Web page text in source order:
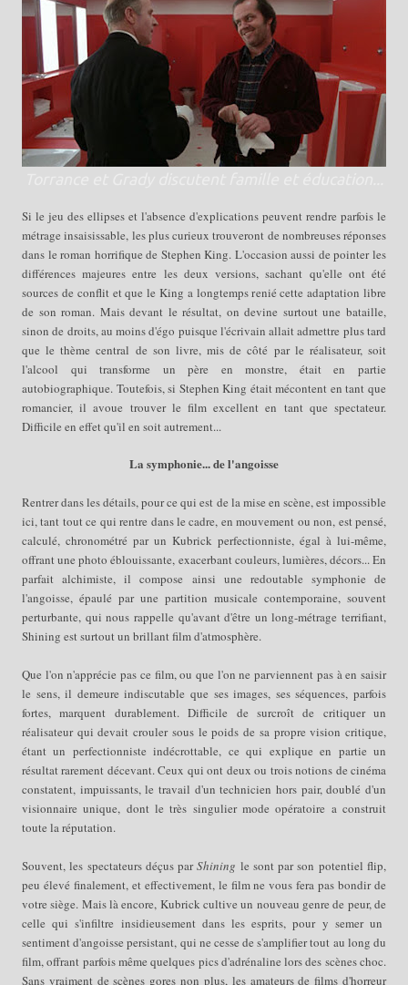
Si le jeu des ellipses et l'absence d'explications peuvent rendre parfois le
métrage insaisissable, les plus curieux trouveront de nombreuses réponses
dans le roman horrifique de Stephen King. L'occasion aussi de pointer les
différences majeures entre les deux versions, sachant qu'elle ont été
sources de conflit et que le King a longtemps renié cette adaptation libre
de son roman. Mais devant le résultat, on devine surtout une bataille,
sinon de droits, au moins d'égo puisque l'écrivain allait admettre plus tard
que le thème central de son livre, mis de côté par le réalisateur, soit
l'alcool qui transforme un père en monstre, était en partie
autobiographique. Toutefois, si Stephen King était mécontent en tant que
romancier, il avoue trouver le film excellent en tant que spectateur.
Difficile en effet qu'il en soit autrement...
La symphonie... de l'angoisse
Rentrer dans les détails, pour ce qui est de la mise en scène, est impossible
ici, tant tout ce qui rentre dans le cadre, en mouvement ou non, est pensé,
calculé, chronométré par un Kubrick perfectionniste, égal à lui-même,
offrant une photo éblouissante, exacerbant couleurs, lumières, décors... En
parfait alchimiste, il compose ainsi une redoutable symphonie de
l'angoisse, épaulé par une partition musicale contemporaine, souvent
perturbante, qui nous rappelle qu'avant d'être un long-métrage terrifiant,
Shining est surtout un brillant film d'atmosphère.
Que l'on n'apprécie pas ce film, ou que l'on ne parviennent pas à en saisir
le sens, il demeure indiscutable que ses images, ses séquences, parfois
fortes, marquent durablement. Difficile de surcroît de critiquer un
réalisateur qui devait crouler sous le poids de sa propre vision critique,
étant un perfectionniste indécrottable, ce qui explique en partie un
résultat rarement décevant. Ceux qui ont deux ou trois notions de cinéma
constatent, impuissants, le travail d'un technicien hors pair, doublé d'un
visionnaire unique, dont le très singulier mode opératoire a construit
toute la réputation.
Souvent, les spectateurs déçus parShining le sont par son potentiel flip,
peu élevé finalement, et effectivement, le film ne vous fera pas bondir de
votre siège. Mais là encore, Kubrick cultive un nouveau genre de peur, de
celle qui s'infiltre insidieusement dans les esprits, pour y semer un
sentiment d'angoisse persistant, qui ne cesse de s'amplifier tout au long du
film, offrant parfois même quelques pics d'adrénaline lors des scènes choc.
Sans vraiment de scènes gores non plus, les amateurs de films d'horreur